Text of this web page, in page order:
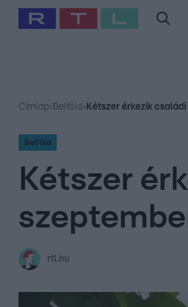
Babits Marcella Szellő István
Címlap› Belföld › Kétszer érkezik
Belföld
Kétszer
rtl.hu